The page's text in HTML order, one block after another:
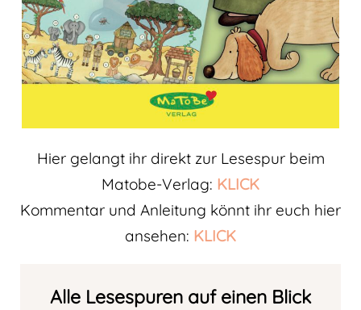
Hier gelangt ihr direkt zur Lesespur beim
Matobe-Verlag: KLICK
Kommentar und Anleitung könnt ihr euch hier
ansehen: KLICK
Alle Lesespuren auf einen Blick